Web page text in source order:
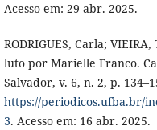
Acesso em: 29 abr. 2025.
RODRIGUES, Carla;
luto por Marielle Franco.
Salvador, v. 6, n. 2, p.
https://periodicos.ufba.br/
3. Acesso em: 16 abr. 2025.